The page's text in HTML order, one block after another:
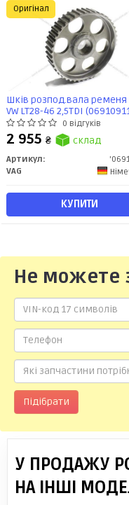
Шків розпод.вала
VW LT28-46 2,5TDI
VAG
0 відгуків
2 955 ₴ склад
Артикул:
VAG
КУПИТИ
Оригінал
Не можете
Підібрати
У ПРОДАЖУ
НА ІНШІ